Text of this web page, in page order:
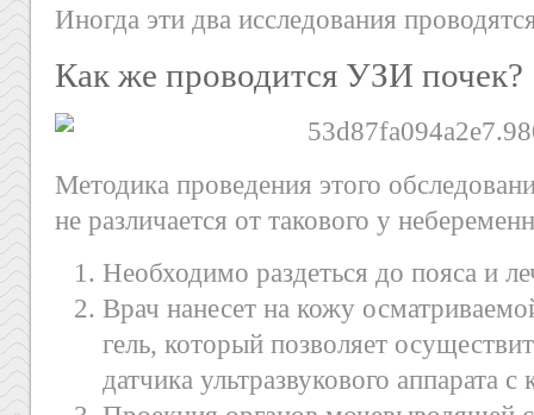
Иногда эти два исследования
Как же проводится УЗИ почек?
Методика проведения этого
не различается от такового у
Необходимо раздеться до пояса и
Врач нанесет на кожу
гель, который позволяет
датчика ультразвукового аппарата